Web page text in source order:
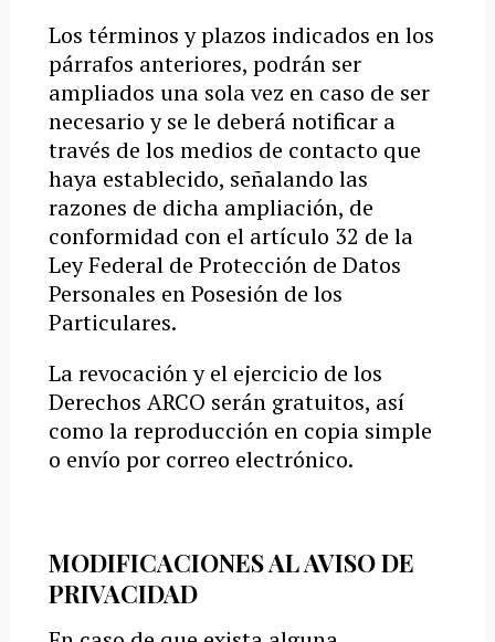
Los términos y plazos indicados en los
párrafos anteriores, podrán ser
ampliados una sola vez en caso de ser
necesario y se le deberá notificar a
través de los medios de contacto que
haya establecido, señalando las
razones de dicha ampliación, de
conformidad con el artículo 32 de la
Ley Federal de Protección de Datos
Personales en Posesión de los
Particulares.
La revocación y el ejercicio de los
Derechos ARCO serán gratuitos, así
como la reproducción en copia simple
o envío por correo electrónico.
MODIFICACIONES AL AVISO DE
PRIVACIDAD